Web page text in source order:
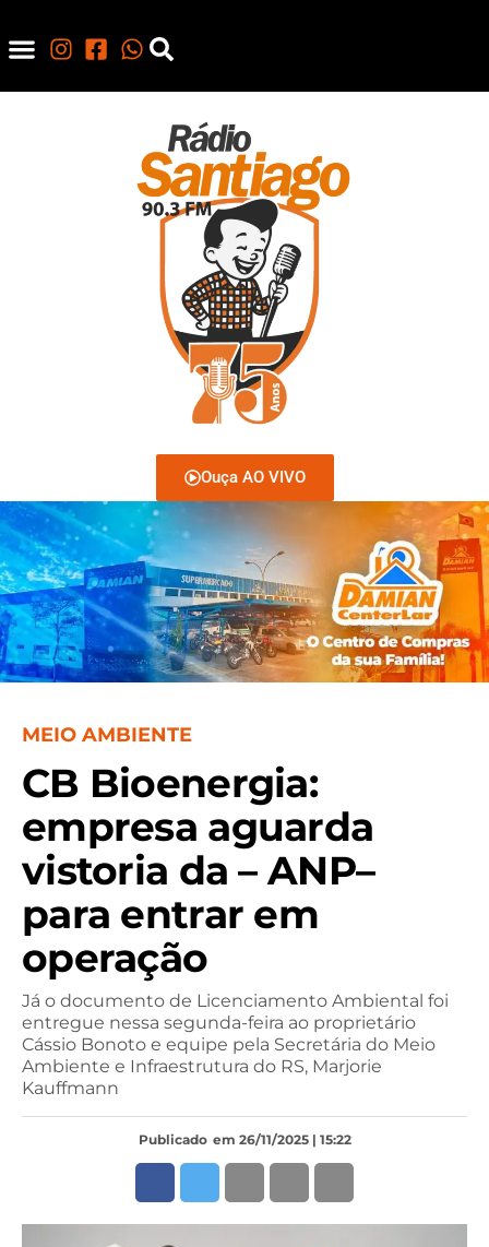
Ouça AO VIVO
MEIO AMBIENTE
CB Bioenergia:
empresa aguarda
vistoria da – ANP–
para entrar em
operação
Já o documento de Licenciamento Ambiental foi
entregue nessa segunda-feira ao proprietário
Cássio Bonoto e equipe pela Secretária do Meio
Ambiente e Infraestrutura do RS, Marjorie
Kauffmann
Publicado em 26/11/2025 | 15:22